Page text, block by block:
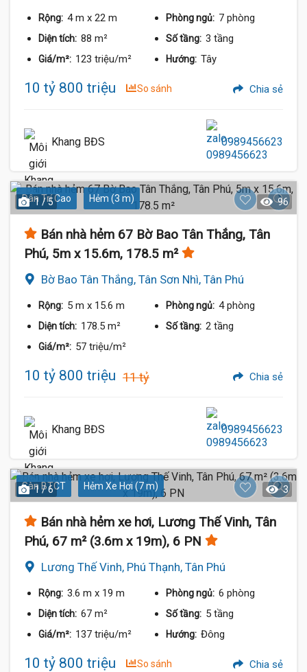
Rộng: 4 m x 22 m Phòng ngủ: 7 phòng
Diện tích: 88 m² Số tầng: 3 tầng
Giá/m²: 123 triệu/m² Hướng: Tây
10 tỷ 800 triệu So sánh Chia sẻ
Khang BĐS 0989456623
Dân Trí Cao Hẻm (3 m)
1 / 5 96
Bán nhà hẻm 67 Bờ Bao Tân Thắng, Tân
Phú, 5m x 15.6m, 178.5 m²
Bờ Bao Tân Thắng, Tân Sơn Nhì, Tân Phú
Rộng: 5 m x 15.6 m Phòng ngủ: 4 phòng
Diện tích: 178.5 m² Số tầng: 2 tầng
Giá/m²: 57 triệu/m²
10 tỷ 800 triệu 11 tỷ Chia sẻ
Khang BĐS 0989456623
Sàn BTCT Hẻm Xe Hơi (7 m)
1 / 6 3
Bán nhà hẻm xe hơi, Lương Thế Vinh, Tân
Phú, 67 m² (3.6m x 19m), 6 PN
Lương Thế Vinh, Phú Thạnh, Tân Phú
Rộng: 3.6 m x 19 m Phòng ngủ: 6 phòng
Diện tích: 67 m² Số tầng: 5 tầng
Giá/m²: 137 triệu/m² Hướng: Đông
10 tỷ 800 triệu So sánh Chia sẻ